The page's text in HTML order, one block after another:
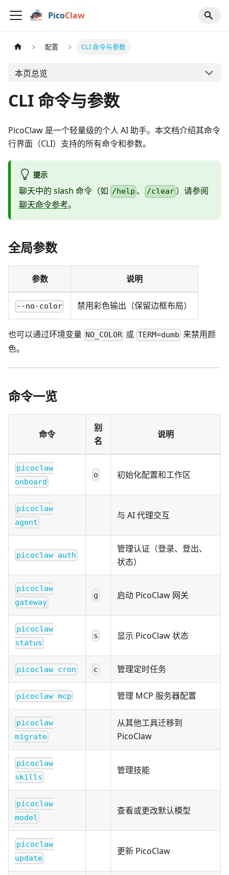
PicoClaw
配置 CLI 命令与参数
本页总览
CLI 命令与参数
PicoClaw 是一个轻量级的个人 AI 助手。本文档介绍其命令
行界面（CLI）支持的所有命令和参数。
提示
聊天中的 slash 命令（如 /help 、 /clear）请参阅
聊天命令参考。
全局参数
参数 说明
--no-color 禁用彩色输出（保留边框布局）
也可以通过环境变量 NO_COLOR 或 TERM=dumb 来禁用颜
色。
命令一览
命令
别
名
说明
picoclaw
onboard
o 初始化配置和工作区
picoclaw
agent
与 AI 代理交互
picoclaw auth
管理认证（登录、登出、
状态）
picoclaw
gateway
g 启动 PicoClaw 网关
picoclaw
status
s 显示 PicoClaw 状态
picoclaw cron c 管理定时任务
picoclaw mcp 管理 MCP 服务器配置
picoclaw
migrate
从其他工具迁移到
PicoClaw
picoclaw
skills
管理技能
picoclaw
model
查看或更改默认模型
picoclaw
update
更新 PicoClaw